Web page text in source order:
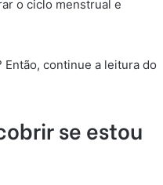
o ciclo menstrual e
Então, continue a leitura do
se estou